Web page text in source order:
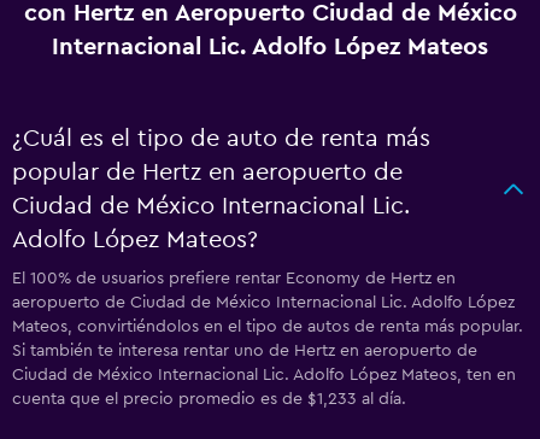
con Hertz en Aeropuerto Ciudad de México
Internacional Lic. Adolfo López Mateos
¿Cuál es el tipo de auto de renta más
popular de Hertz en aeropuerto de
Ciudad de México Internacional Lic.
Adolfo López Mateos?
El 100% de usuarios prefiere rentar Economy de Hertz en
aeropuerto de Ciudad de México Internacional Lic. Adolfo López
Mateos, convirtiéndolos en el tipo de autos de renta más popular.
Si también te interesa rentar uno de Hertz en aeropuerto de
Ciudad de México Internacional Lic. Adolfo López Mateos, ten en
cuenta que el precio promedio es de $1,233 al día.